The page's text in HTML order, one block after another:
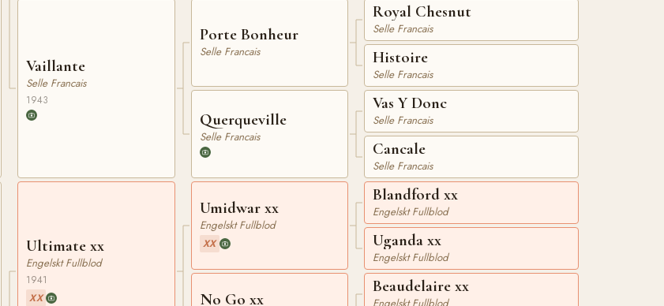
Vaillante
Selle Francais
1943
Ultimate xx
Engelskt Fullblod
1941
XX
Porte Bonheur
Selle Francais
Querqueville
Selle Francais
Umidwar xx
Engelskt Fullblod
XX
No Go xx
Royal Chesnut
Selle Francais
Histoire
Selle Francais
Vas Y Donc
Selle Francais
Cancale
Selle Francais
Blandford xx
Engelskt Fullblod
Uganda xx
Engelskt Fullblod
Beaudelaire xx